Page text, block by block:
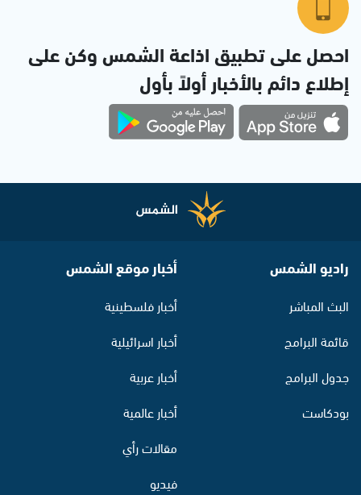
احصل على تطبيق اذاعة الشمس وكن على
إطلاع دائم بالأخبار أولاً بأول
راديو الشمس
البث المباشر
قائمة البرامج
جدول البرامج
بودكاست
أخبار موقع الشمس
أخبار فلسطينية
أخبار اسرائيلية
أخبار عربية
أخبار عالمية
مقالات رأي
فيديو